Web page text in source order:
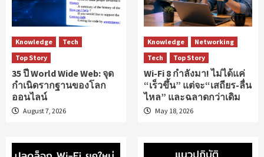
Knowledge
Tech
Top Story
35 ปี World Wide Web: จุด
กำเนิดรากฐานของโลก
ออนไลน์
August 7, 2026
Knowledge
Networking
Tech
Top Story
Wi-Fi 8 กำลังมา! ไม่ได้แค่
“เร็วขึ้น” แต่จะ“เสถียร-ลื่น
ไหล” และฉลาดกว่าเดิม
May 18, 2026